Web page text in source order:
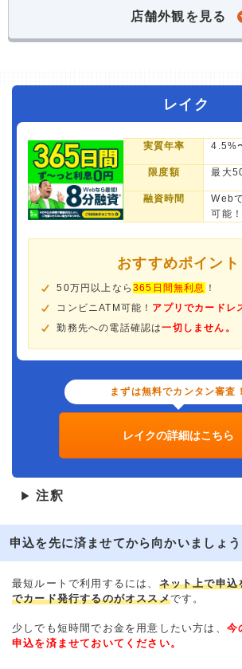
店舗外観を見る
レイク
実質年率 4.5%
限度額 最大
融資時間
Web
可能
おすすめポイント
50万円以上なら365日間無利息 ！
コンビニATM可能！ アプリでカードレ
勤務先への電話確認は一切しません。
まずは無料でカンタン審査！
レイクの詳細はこちら
▶ 注釈
申込を先に済ませてから向かいましょう
最短ルートで利用するには、 ネット上で申込
でカード発行するのがオススメです。
少しでも短時間でお金を用意したい方は、 今
申込を済ませておいてください。